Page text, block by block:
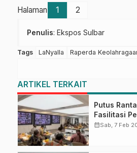
Halaman 1 2
Penulis: Ekspos Sulbar
Tags LaNyalla Raperda
ARTIKEL TERKAIT
Putus
Fasilitasi
calendar_monthSab, 7 Feb